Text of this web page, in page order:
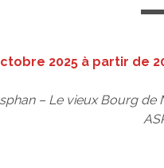
2025 à partir de
– Le vieux Bourg